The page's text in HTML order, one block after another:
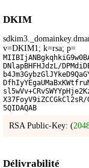
DKIM
v=DKIM1; k=rsa; p=
DNlapBHFHJdzL/
5QIDAQAB
RSA Public-Key: (
Délivrabilité